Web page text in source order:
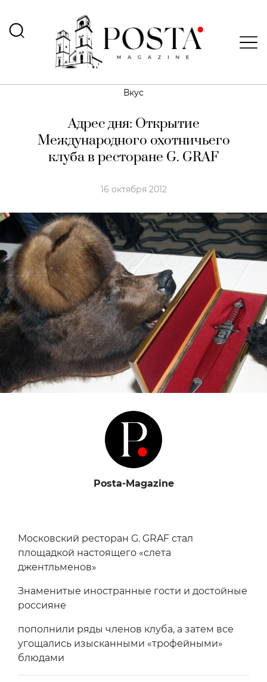
Вкус
Адрес дня: Открытие
Международного охотничьего
клуба в ресторане G. GRAF
16 октября 2012
Posta-Magazine
Московский ресторан G. GRAF стал
площадкой настоящего «слета
джентльменов»
Знаменитые иностранные гости и достойные
россияне
пополнили ряды членов клуба, а затем все
угощались изысканными «трофейными»
блюдами